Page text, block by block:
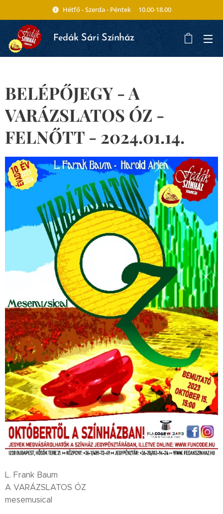
Hétfő - Szerda - Péntek 10.00-18.00
Fedák Sári Színház
BELÉPŐJEGY - A
VARÁZSLATOS ÓZ -
FELNŐTT - 2024.01.14.
L. Frank Baum
A VARÁZSLATOS ÓZ
mesemusical